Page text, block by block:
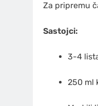
Za pripremu
Sastojci:
3-4
250 ml